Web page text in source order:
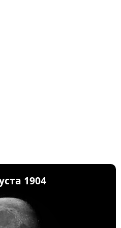
1904